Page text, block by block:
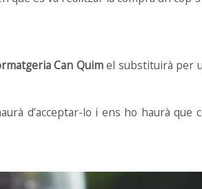
Can Quimel substituirà per
d’acceptar-lo i ens ho haurà